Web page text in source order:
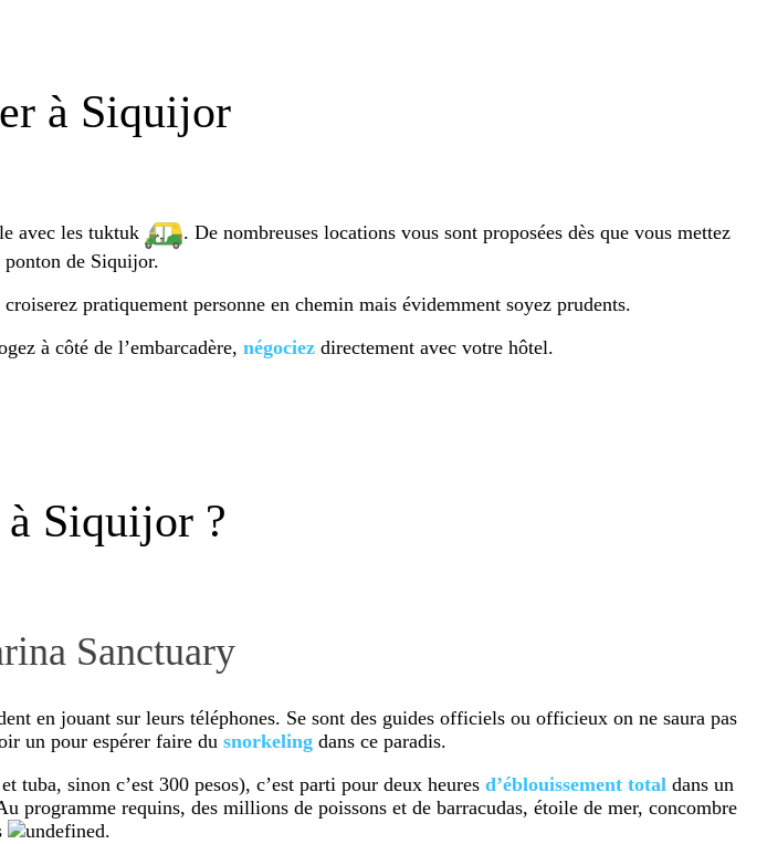
à Siquijor
avec les tuktuk
. De nombreuses locations vous sont proposées dès que vous mettez
de Siquijor.
pratiquement personne en chemin mais évidemment soyez prudents.
à côté de l’embarcadère, négociez directement avec votre hôtel.
Siquijor ?
Sanctuary
en jouant sur leurs téléphones. Se sont des guides officiels ou officieux on ne saura pas
un pour espérer faire du snorkeling dans ce paradis.
tuba, sinon c’est 300 pesos), c’est parti pour deux heures d’éblouissement total dans un
programme requins, des millions de poissons et de barracudas, étoile de mer, concombre
.